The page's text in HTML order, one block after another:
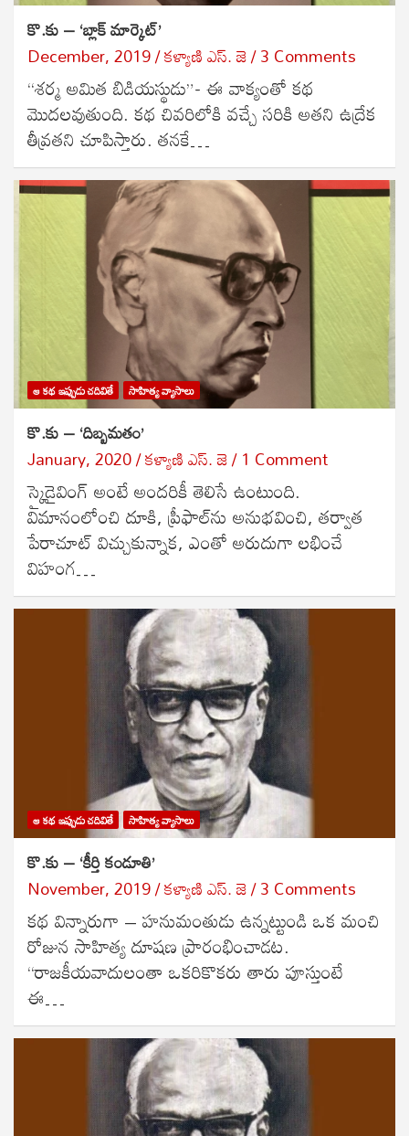
కొ.కు – ‘బ్లాక్ మార్కెట్’
December, 2019 కళ్యాణి ఎస్. జె 3 Comments
“శర్మ అమిత బిడియస్థుడు”- ఈ వాక్యంతో కథ
మొదలవుతుంది. కథ చివరిలోకి వచ్చే సరికి అతని ఉద్రేక
తీవ్రతని చూపిస్తారు. తనకే…
ఆ కథ ఇప్పుడు చదివితే సాహిత్య వ్యాసాలు
కొ.కు – ‘దిబ్బమతం’
January, 2020 కళ్యాణి ఎస్. జె 1 Comment
స్కైడైవింగ్ అంటే అందరికీ తెలిసే ఉంటుంది.
విమానంలోంచి దూకి, ప్రీఫాల్‌ను అనుభవించి, తర్వాత
పేరాచూట్ విచ్చుకున్నాక, ఎంతో అరుదుగా లభించే
విహంగ…
ఆ కథ ఇప్పుడు చదివితే సాహిత్య వ్యాసాలు
కొ.కు – ‘కీర్తి కండూతి’
November, 2019 కళ్యాణి ఎస్. జె 3 Comments
కథ విన్నారుగా – హనుమంతుడు ఉన్నట్టుండి ఒక మంచి
రోజున సాహిత్య దూషణ ప్రారంభించాడట.
“రాజకీయవాదులంతా ఒకరికొకరు తారు పూస్తుంటే
ఈ…